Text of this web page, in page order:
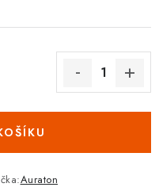
Auraton